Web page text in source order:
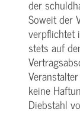
der
Soweit der
verpflichtet
stets auf
keine
Diebstahl